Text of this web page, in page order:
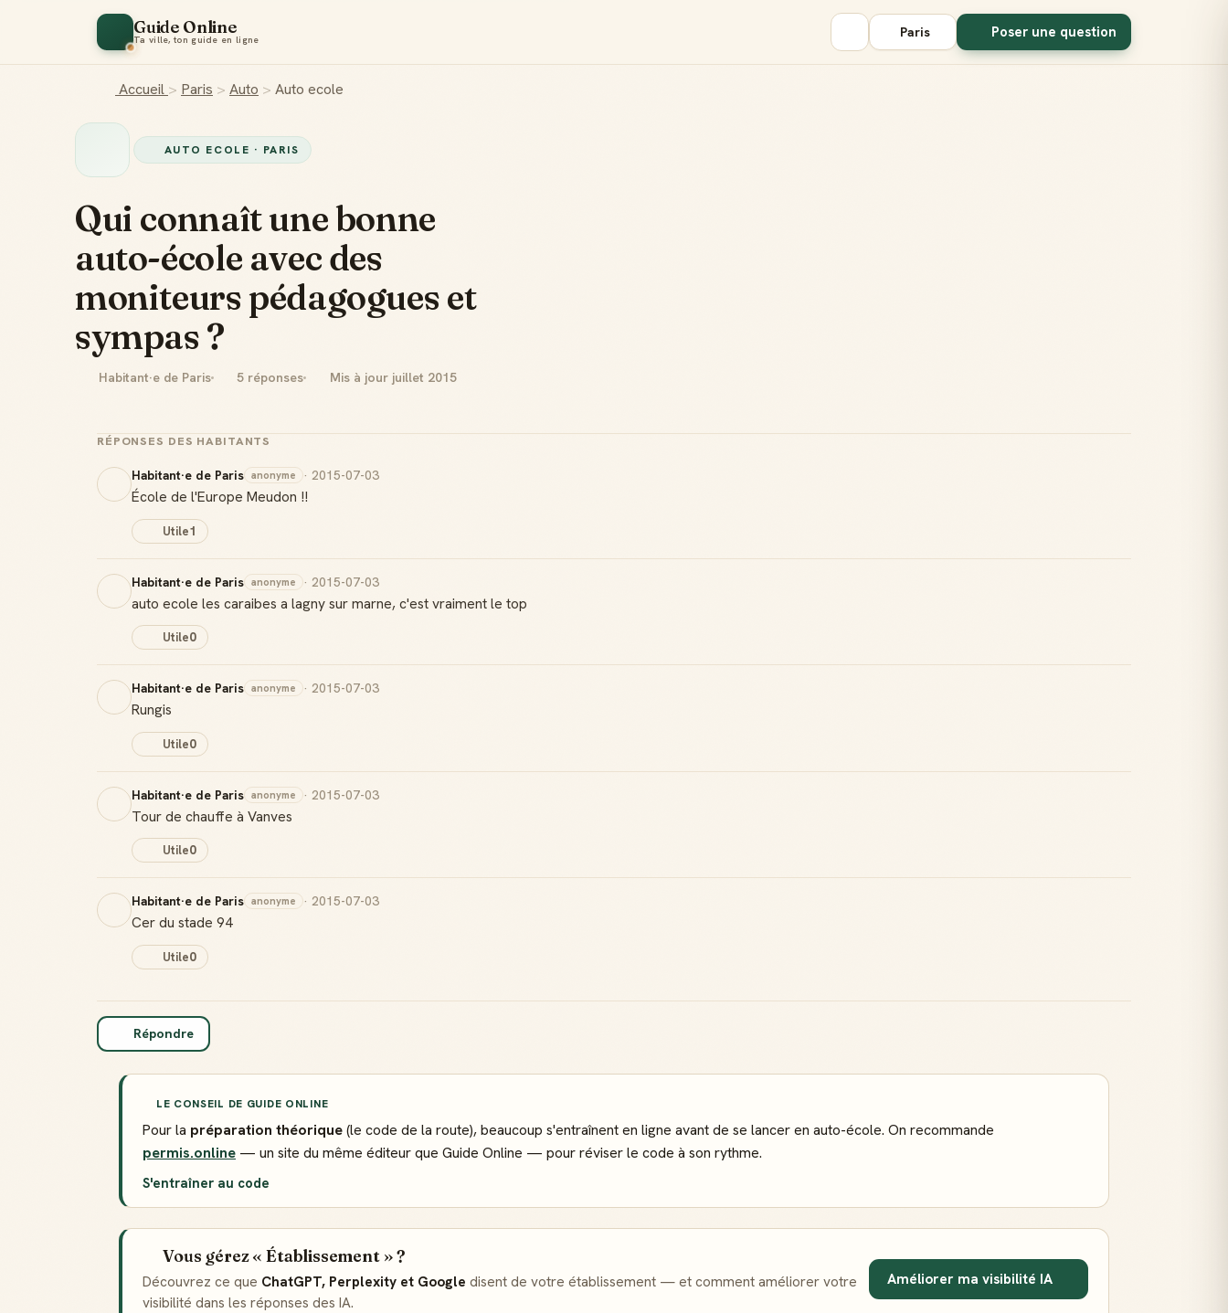
Guide Online
Ta ville, ton guide en ligne Paris Poser une question
Accueil > Paris > Auto > Auto ecole
AUTO ECOLE · PARIS
Qui connaît une bonne
auto-école avec des
moniteurs pédagogues et
sympas ?
Habitant·e de Paris 5 réponses Mis à jour juillet 2015
RÉPONSES DES HABITANTS
Habitant·e de Paris anonyme · 2015-07-03
École de l'Europe Meudon !!
Utile1
Habitant·e de Paris anonyme · 2015-07-03
auto ecole les caraibes a lagny sur marne, c'est vraiment le top
Utile0
Habitant·e de Paris anonyme · 2015-07-03
Rungis
Utile0
Habitant·e de Paris anonyme · 2015-07-03
Tour de chauffe à Vanves
Utile0
Habitant·e de Paris anonyme · 2015-07-03
Cer du stade 94
Utile0
Répondre
LE CONSEIL DE GUIDE ONLINE
Pour la préparation théorique(le code de la route), beaucoup s'entraînent en ligne avant de se lancer en auto-école. On recommande
permis.online — un site du même éditeur que Guide Online — pour réviser le code à son rythme.
S'entraîner au code
Vous gérez « Établissement » ?
Découvrez ce que ChatGPT, Perplexity et Google disent de votre établissement — et comment améliorer votre
visibilité dans les réponses des IA.
Améliorer ma visibilité IA
Ton statut affiché
contributions
Gagne des points à
utile
Reconnaissance
Notifications